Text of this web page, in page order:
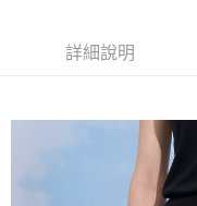
2.付款方式選擇「大哥付你
流程，驗證手機門號後，選
4.訂單成立30分鐘內，如未
消。如遇「轉專審核」未通
【繳款方式說明】
1.分期款項不併入電信帳單
相關說明
１．簡單：不需註冊會員、
２．便利：只要手機號碼，
３．安心：先確認商品／服務
詳細說明